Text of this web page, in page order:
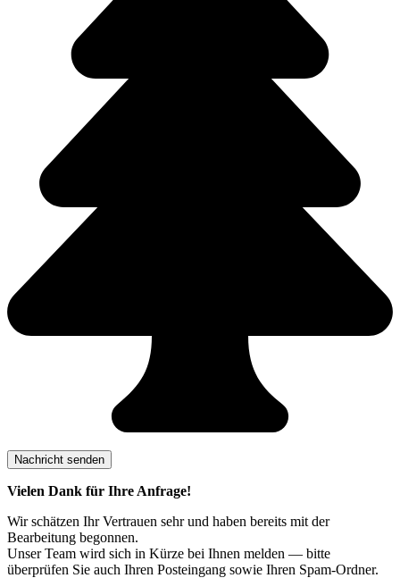
Vielen Dank für Ihre Anfrage!
Wir schätzen Ihr Vertrauen sehr und haben bereits mit der
Bearbeitung begonnen.
Unser Team wird sich in Kürze bei Ihnen melden — bitte
überprüfen Sie auch Ihren Posteingang sowie Ihren Spam-Ordner.